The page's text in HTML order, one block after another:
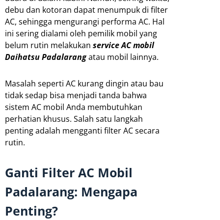
debu dan kotoran dapat menumpuk di filter
AC, sehingga mengurangi performa AC. Hal
ini sering dialami oleh pemilik mobil yang
belum rutin melakukan service AC mobil
Daihatsu Padalarangatau mobil lainnya.
Masalah seperti AC kurang dingin atau bau
tidak sedap bisa menjadi tanda bahwa
sistem AC mobil Anda membutuhkan
perhatian khusus. Salah satu langkah
penting adalah mengganti filter AC secara
rutin.
Ganti Filter AC Mobil
Padalarang: Mengapa
Penting?